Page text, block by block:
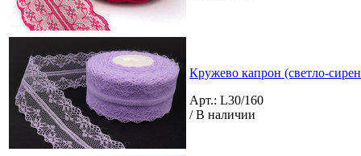
Кружево капрон (светло-
Арт.: L30/160
/ В наличии